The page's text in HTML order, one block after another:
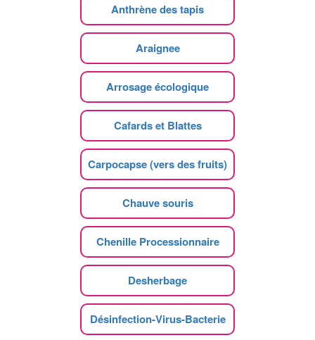
Anthrène des tapis
Araignee
Arrosage écologique
Cafards et Blattes
Carpocapse (vers des fruits)
Chauve souris
Chenille Processionnaire
Desherbage
Désinfection-Virus-Bacterie